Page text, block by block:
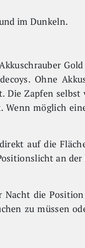
im Dunkeln.
Ohne
Die Zapfen selbst
Wenn möglich
auf die
an
Nacht die
zu müssen